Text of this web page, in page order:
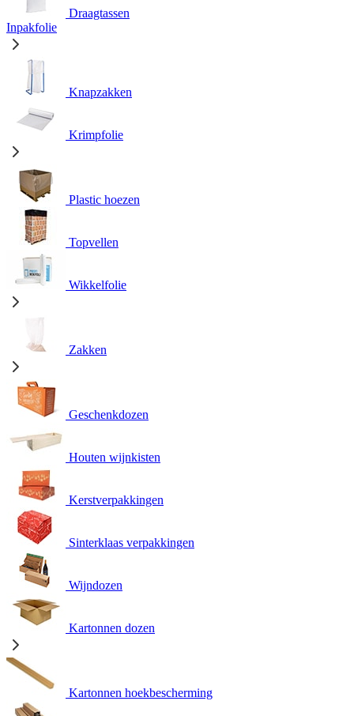
Draagtassen
Inpakfolie
Knapzakken
Krimpfolie
Plastic hoezen
Topvellen
Wikkelfolie
Zakken
Geschenkdozen
Houten wijnkisten
Kerstverpakkingen
Sinterklaas verpakkingen
Wijndozen
Kartonnen dozen
Kartonnen hoekbescherming